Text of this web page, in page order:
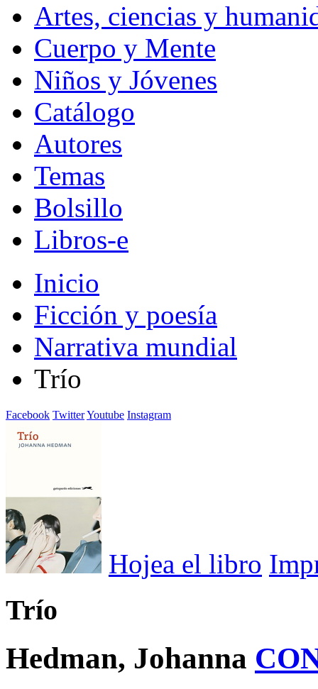
Artes, ciencias y
Cuerpo y Mente
Niños y Jóvenes
Catálogo
Autores
Temas
Bolsillo
Libros-e
Inicio
Ficción y poesía
Narrativa mundial
Trío
Facebook TwitterYoutube Instagram
Hojea el libro
Trío
Hedman, Johanna